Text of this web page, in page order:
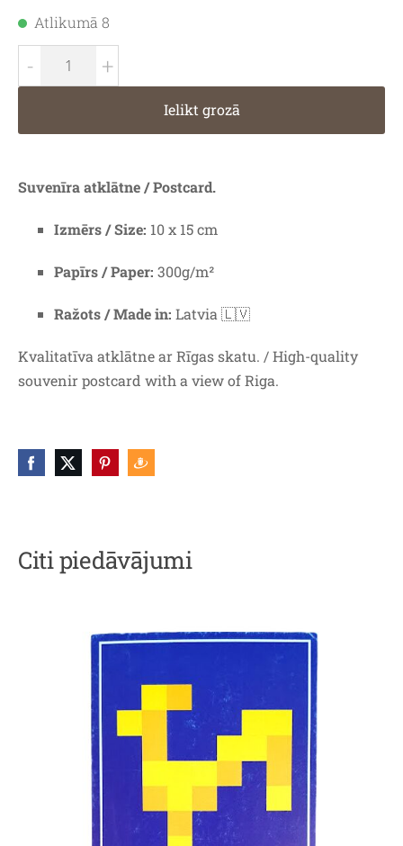
Atlikumā 8
- +
Ielikt grozā
Suvenīra atklātne / Postcard.
Izmērs / Size: 10 x 15 cm
Papīrs / Paper: 300g/m²
Ražots / Made in: Latvia 🇱🇻
Kvalitatīva atklātne ar Rīgas skatu. / High-quality
souvenir postcard with a view of Riga.
Citi piedāvājumi